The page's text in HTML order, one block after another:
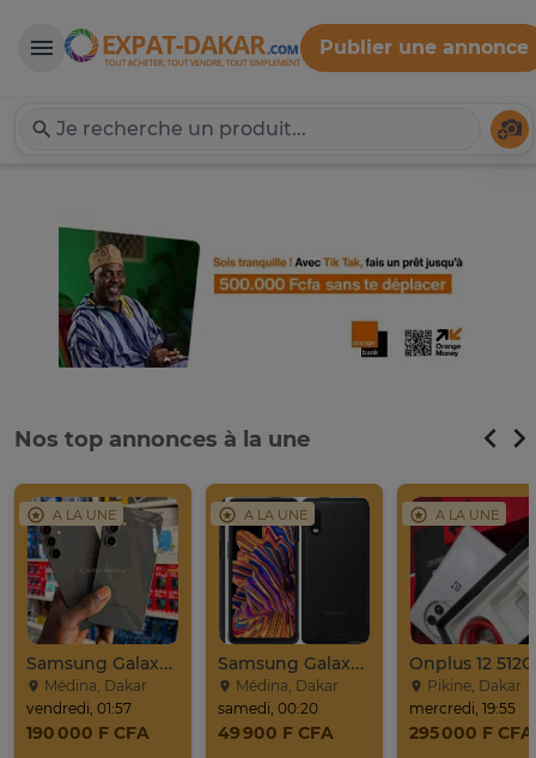
Expat-Dakar
Publier une annonce
Nos top annonces à la une
A LA UNE
Samsung Galaxy S24 Venant 128go Ram 8go 5g
Médina, Dakar
vendredi, 01:57
190 000 F CFA
A LA UNE
Samsung Galaxy Xcover Pro Venant 64go Ram 4go 4
Médina, Dakar
samedi, 00:20
49 900 F CFA
A LA UNE
Pikine, Dakar
mercredi, 19:55
295 000 F CFA